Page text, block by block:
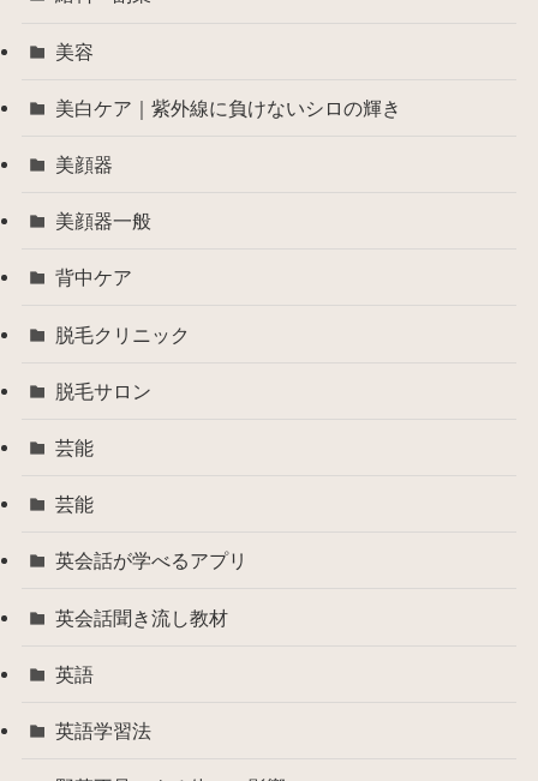
美容
美白ケア｜紫外線に負けないシロの輝き
美顔器
美顔器一般
背中ケア
脱毛クリニック
脱毛サロン
芸能
芸能
英会話が学べるアプリ
英会話聞き流し教材
英語
英語学習法